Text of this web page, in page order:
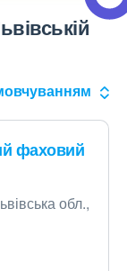
фаховий
обл.,